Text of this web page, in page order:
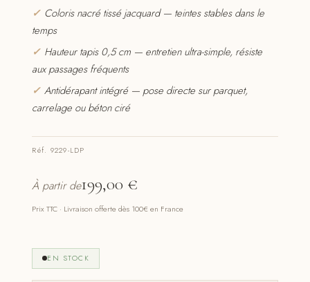
✓ Coloris nacré tissé jacquard — teintes stables dans le
temps
✓ Hauteur tapis 0,5 cm — entretien ultra-simple, résiste
aux passages fréquents
✓ Antidérapant intégré — pose directe sur parquet,
carrelage ou béton ciré
Réf. 9229-LDP
À partir de199,00 €
Prix TTC · Livraison offerte dès 100€ en France
EN STOCK